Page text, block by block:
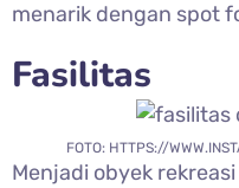
menarik dengan spot
Fasilitas
FOTO: HTTPS://
Menjadi obyek